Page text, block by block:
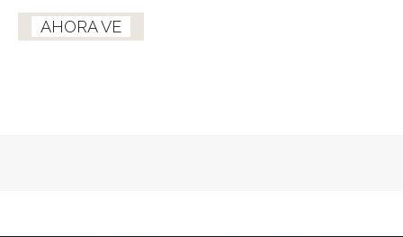
AHORA VE